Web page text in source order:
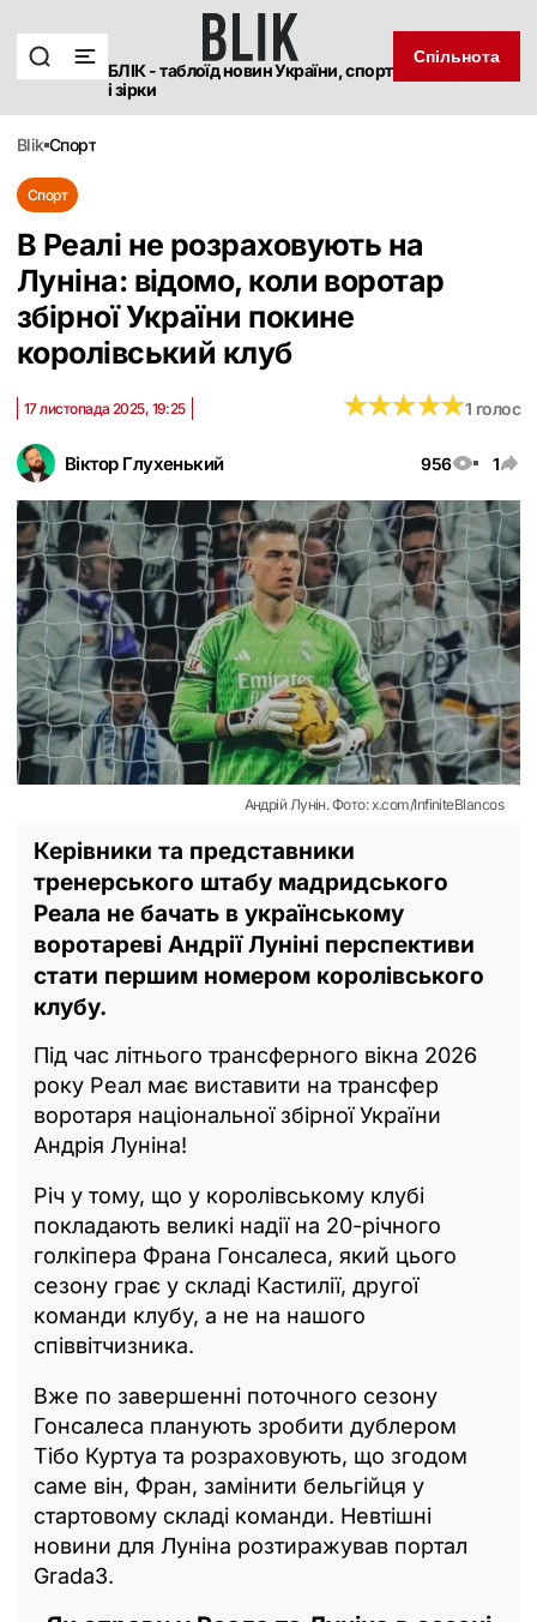
БЛІК - таблоїд новин України, спорт
і зірки
Спільнота
blik спорт
Спорт
В Реалі не розраховують на
Луніна: відомо, коли воротар
збірної України покине
королівський клуб
Віктор Глухенький 956 1
17 листопада 2025, 19:25 ★★★★★
★★★★★1 голос
Андрій Лунін. Фото: x.com/InfiniteBlancos
Керівники та представники
тренерського штабу мадридського
Реала не бачать в українському
воротареві Андрії Луніні перспективи
стати першим номером королівського
клубу.
Під час літнього трансферного вікна 2026
року Реал має виставити на трансфер
воротаря національної збірної України
Андрія Луніна!
Річ у тому, що у королівському клубі
покладають великі надії на 20-річного
голкіпера Франа Гонсалеса, який цього
сезону грає у складі Кастилії, другої
команди клубу, а не на нашого
співвітчизника.
Вже по завершенні поточного сезону
Гонсалеса планують зробити дублером
Тібо Куртуа та розраховують, що згодом
саме він, Фран, замінити бельгійця у
стартовому складі команди. Невтішні
новини для Луніна розтиражував портал
Grada3.